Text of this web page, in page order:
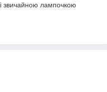
звичайною лампочкою